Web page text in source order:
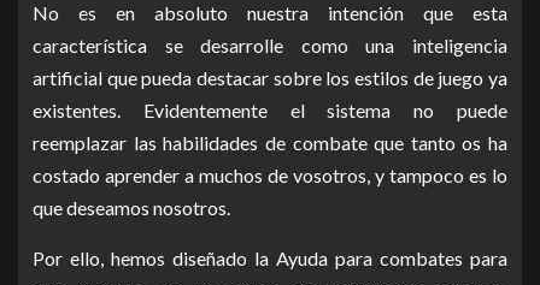
No es en absoluto nuestra intención que esta
característica se desarrolle como una inteligencia
artificial que pueda destacar sobre los estilos de juego ya
existentes. Evidentemente el sistema no puede
reemplazar las habilidades de combate que tanto os ha
costado aprender a muchos de vosotros, y tampoco es lo
que deseamos nosotros.
Por ello, hemos diseñado la Ayuda para combates para